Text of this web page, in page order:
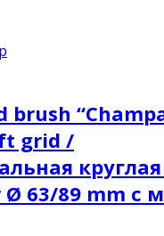
brush
grid /
63/89 mm с